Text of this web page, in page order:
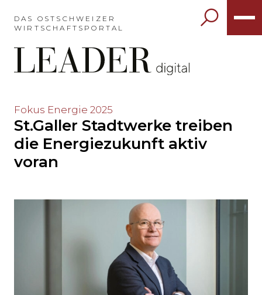
das
Hauptmenü
auslassen
und
Inhalt
springen?
DAS OSTSCHWEIZER
WIRTSCHAFTSPORTAL
Möchten
Hauptinhalt
auslassen
zum
Fokus Energie 2025
St.Galler Stadtwerke treiben
die Energiezukunft aktiv
voran